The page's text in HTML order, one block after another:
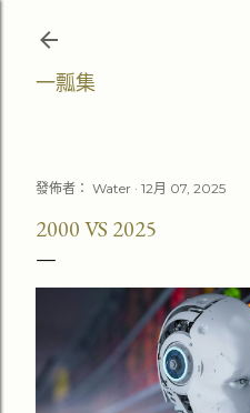
一瓢集
發佈者： Water 12月 07, 2025
2000 VS 2025